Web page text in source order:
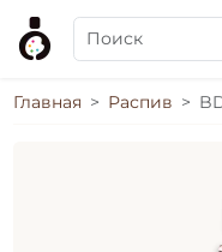
Главная Распив